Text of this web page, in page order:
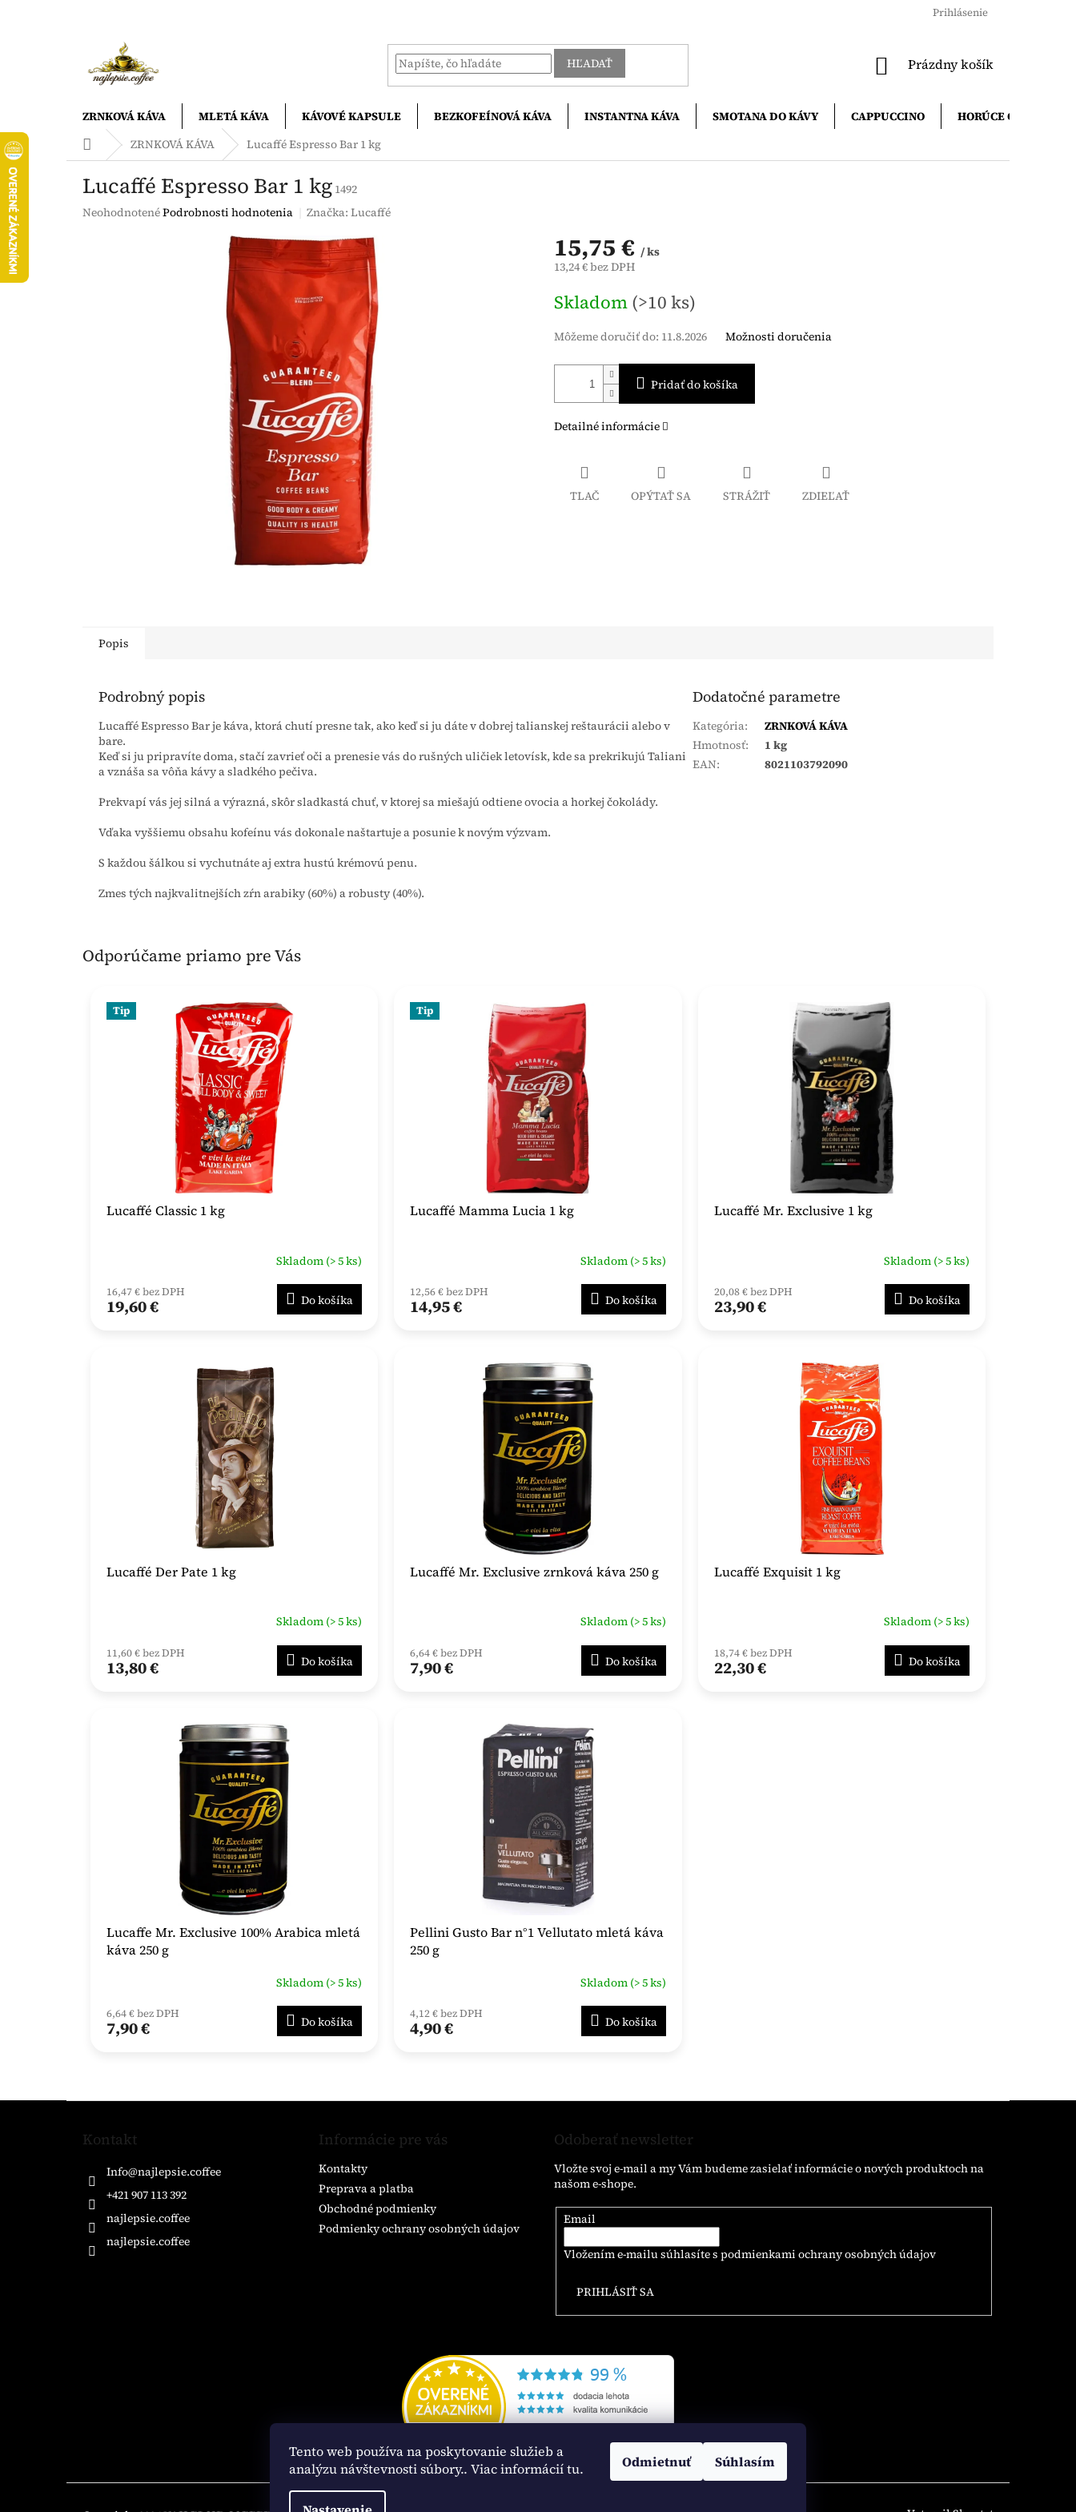
Tento web používa na poskytovanie služieb a
analýzu návštevnosti súbory.. Viac informácií tu. Odmietnuť Súhlasím
Prihlásenie
HĽADAŤ
NÁKUPNÝ
Prázdny košík
ZRNKOVÁ KÁVA MLETÁ KÁVA KÁVOVÉ KAPSULE BEZKOFEÍNOVÁ KÁVA INSTANTNA KÁVA SMOTANA DO KÁVY CAPPUCCINO
HORÚCE ČOKOLÁDY
DomovZRNKOVÁ KÁVA Lucaffé Espresso Bar 1 kg
Lucaffé Espresso Bar 1 kg 1492
Priemerné
NeohodnotenéPodrobnosti hodnotenia Značka:Lucaffé
15,75 € / ks
13,24 € bez DPH
cena:
Skladom (>10 ks)
Môžeme doručiť do: 11.8.2026 Možnosti doručenia
Pridať do košíka
Detailné informácie
TLAČ OPÝTAŤ SA STRÁŽIŤ ZDIEĽAŤ
Popis
Podrobný popis
Lucaffé Espresso Bar je káva, ktorá chutí presne tak, ako keď si ju dáte v dobrej talianskej reštaurácii alebo v
bare.
Keď si ju pripravíte doma, stačí zavrieť oči a prenesie vás do rušných uličiek letovísk, kde sa prekrikujú Taliani
a vznáša sa vôňa kávy a sladkého pečiva.
Prekvapí vás jej silná a výrazná, skôr sladkastá chuť, v ktorej sa miešajú odtiene ovocia a horkej čokolády.
Vďaka vyššiemu obsahu kofeínu vás dokonale naštartuje a posunie k novým výzvam.
S každou šálkou si vychutnáte aj extra hustú krémovú penu.
Zmes tých najkvalitnejších zŕn arabiky (60%) a robusty (40%).
Dodatočné parametre
Kategória:
ZRNKOVÁ KÁVA
Hmotnosť:
1 kg
EAN: 8021103792090
Odporúčame priamo pre Vás
Tip
Lucaffé Classic 1 kg
Skladom (> 5 ks)
16,47 € bez DPH
19,60 € Do košíka
Tip
Lucaffé Mamma Lucia 1 kg
Skladom (> 5 ks)
12,56 € bez DPH
14,95 € Do košíka
Lucaffé Mr. Exclusive 1 kg
Skladom (> 5 ks)
20,08 € bez DPH
23,90 € Do košíka
Lucaffé Der Pate 1 kg
Skladom (> 5 ks)
11,60 € bez DPH
13,80 € Do košíka
Lucaffé Mr. Exclusive zrnková káva 250 g
Skladom (> 5 ks)
6,64 € bez DPH
7,90 € Do košíka
Lucaffé Exquisit 1 kg
Skladom (> 5 ks)
18,74 € bez DPH
22,30 € Do košíka
Lucaffe Mr. Exclusive 100% Arabica mletá
káva 250 g
Skladom (> 5 ks)
6,64 € bez DPH
7,90 € Do košíka
Pellini Gusto Bar n°1 Vellutato mletá káva
250 g
Skladom (> 5 ks)
4,12 € bez DPH
4,90 € Do košíka
Kontakt
Info@najlepsie.coffee
+421 907 113 392
najlepsie.coffee
najlepsie.coffee
Informácie pre vás
Kontakty
Preprava a platba
Obchodné podmienky
Podmienky ochrany osobných údajov
Odoberať newsletter
Vložte svoj e-mail a my Vám budeme zasielať informácie o nových produktoch na
našom e-shope.
Email
Vložením e-mailu súhlasíte s podmienkami ochrany osobných údajov
PRIHLÁSIŤ SA